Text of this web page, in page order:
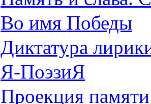
Во имя Победы
Диктатура
Я-ПоэзиЯ
Проекция памяти